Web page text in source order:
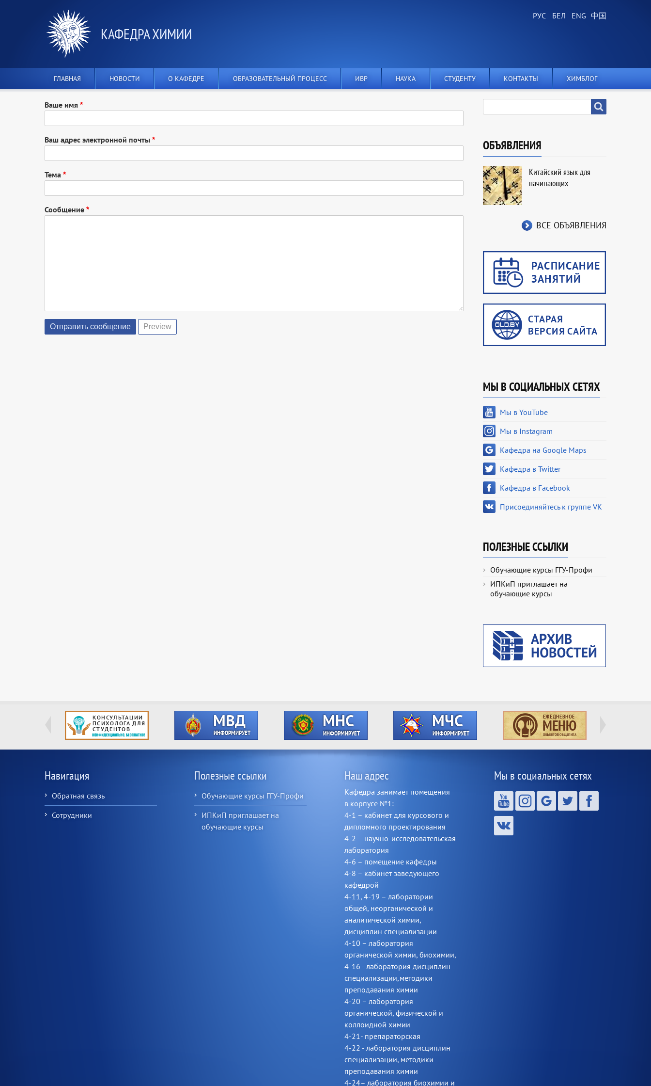
КАФЕДРА ХИМИИ
ГЛАВНАЯ НОВОСТИ О КАФЕДРЕ ОБРАЗОВАТЕЛЬНЫЙ ПРОЦЕСС ИВР НАУКА СТУДЕНТУ КОНТАКТЫ ХИМБЛОГ
Ваше имя
Ваш адрес электронной почты
Тема
Сообщение
ОБЪЯВЛЕНИЯ
Китайский язык для
начинающих
ВСЕ ОБЪЯВЛЕНИЯ
МЫ В СОЦИАЛЬНЫХ СЕТЯХ
Мы в YouTube
Мы в Instagram
Кафедра на Google Maps
Кафедра в Twitter
Кафедра в Facebook
Присоединяйтесь к группе VK
ПОЛЕЗНЫЕ ССЫЛКИ
Обучающие курсы ГГУ-Профи
ИПКиП приглашает на
обучающие курсы
Навигация
Обратная связь
Сотрудники
Полезные ссылки
Обучающие курсы ГГУ-Профи
ИПКиП приглашает на
обучающие курсы
Наш адрес
Кафедра занимает помещения
в корпусе №1:
4-1 – кабинет для курсового и
дипломного проектирования
4-2 – научно-исследовательская
лаборатория
4-6 – помещение кафедры
4-8 – кабинет заведующего
кафедрой
4-11, 4-19 – лаборатории
общей, неорганической и
аналитической химии,
дисциплин специализации
4-10 – лаборатория
органической химии, биохимии,
4-16 - лаборатория дисциплин
специализации,методики
преподавания химии
4-20 – лаборатория
органической, физической и
коллоидной химии
4-21- препараторская
4-22 - лаборатория дисциплин
специализации, методики
преподавания химии
4-24– лаборатория биохимии и
Мы в социальных сетях